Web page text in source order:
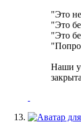
"Это
"Это
"Это
Наши